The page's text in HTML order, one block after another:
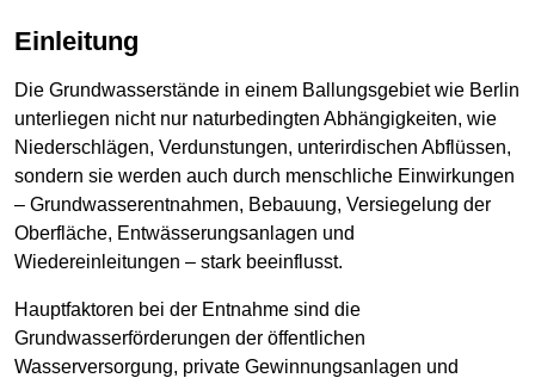
Einleitung
Die Grundwasserstände in einem Ballungsgebiet wie Berlin
unterliegen nicht nur naturbedingten Abhängigkeiten, wie
Niederschlägen, Verdunstungen, unterirdischen Abflüssen,
sondern sie werden auch durch menschliche Einwirkungen
– Grundwasserentnahmen, Bebauung, Versiegelung der
Oberfläche, Entwässerungsanlagen und
Wiedereinleitungen – stark beeinflusst.
Hauptfaktoren bei der Entnahme sind die
Grundwasserförderungen der öffentlichen
Wasserversorgung, private Gewinnungsanlagen und